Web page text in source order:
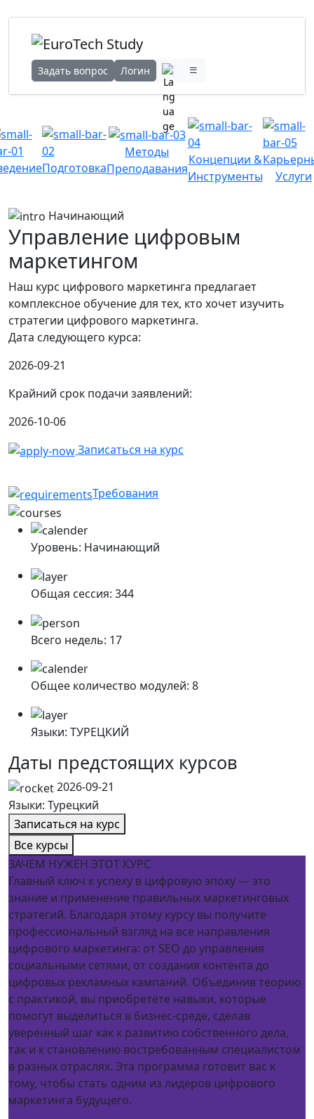
Задать вопрос Логин
Подготовка
Методы
Преподавания
Концепции &
Инструменты
Услуги
Начинающий
Управление цифровым
маркетингом
Наш курс цифрового маркетинга предлагает
комплексное обучение для тех, кто хочет изучить
стратегии цифрового маркетинга.
Дата следующего курса:
2026-09-21
Крайний срок подачи заявлений:
2026-10-06
Записаться на курс
Требования
Уровень: Начинающий
Общая сессия: 344
Всего недель: 17
Общее количество модулей: 8
Языки: ТУРЕЦКИЙ
Даты предстоящих курсов
2026-09-21
Языки: Турецкий
Записаться на курс
Все курсы
ЗАЧЕМ НУЖЕН ЭТОТ КУРС
Главный ключ к успеху в цифровую эпоху — это
знание и применение правильных маркетинговых
стратегий. Благодаря этому курсу вы получите
профессиональный взгляд на все направления
цифрового маркетинга: от SEO до управления
социальными сетями, от создания контента до
цифровых рекламных кампаний. Объединив теорию
с практикой, вы приобретёте навыки, которые
помогут выделиться в бизнес-среде, сделав
уверенный шаг как к развитию собственного дела,
так и к становлению востребованным специалистом
в разных отраслях. Эта программа готовит вас к
тому, чтобы стать одним из лидеров цифрового
маркетинга будущего.